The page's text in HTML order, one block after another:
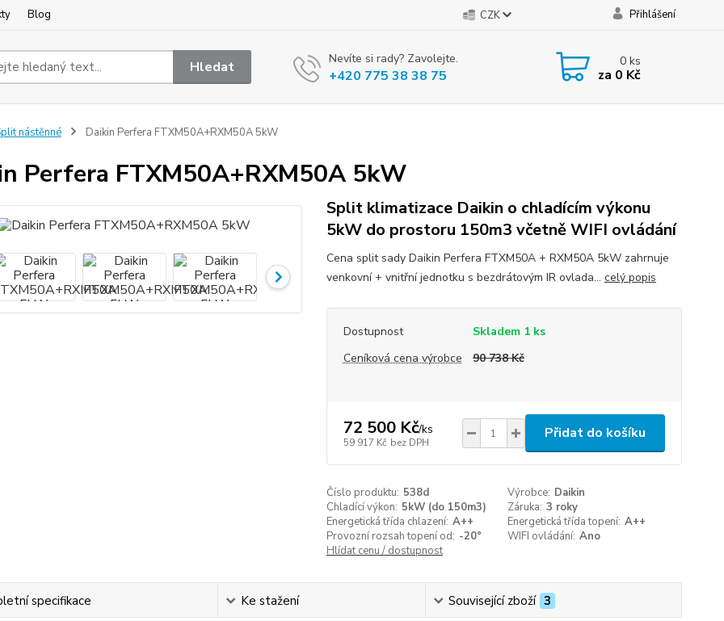
Blog CZK Přihlášení
Hledat Nevíte si rady? Zavolejte.
+420 775 38 38 75
0ks
za 0 Kč
nástěnné Daikin Perfera FTXM50A+RXM50A 5kW
Perfera FTXM50A+RXM50A 5kW
Split klimatizace Daikin o chladícím výkonu
5kW do prostoru 150m3 včetně WIFI ovládání
Cena split sady Daikin Perfera FTXM50A + RXM50A 5kW zahrnuje
venkovní + vnitřní jednotku s bezdrátovým IR ovlada... celý popis
Dostupnost
Skladem 1 ks
Ceníková cena výrobce
90 738 Kč
72 500 Kč/ks
59 917 Kč bez DPH
Přidat do košíku
Číslo produktu: 538d Výrobce: Daikin
Chladící výkon: 5kW (do 150m3) Záruka: 3 roky
Energetická třída chlazení: A++ Energetická třída topení: A++
Provozní rozsah topení od: -20° WIFI ovládání: Ano
Hlídat cenu / dostupnost
specifikace Ke stažení Související zboží 3